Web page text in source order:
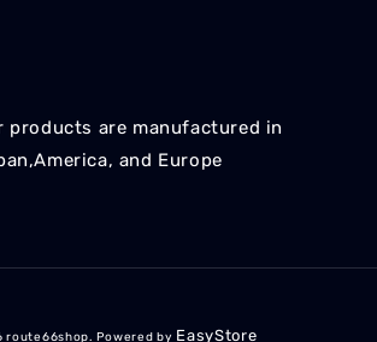
products are manufactured in
and Europe
route66shop. Powered by EasyStore